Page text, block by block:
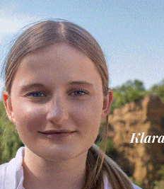
debutta il podcast Estrair
Più lette
Figline Incisa Valdarno 1
Piscina di Figline
Pnrr, il gruppo di
ringraziamento al